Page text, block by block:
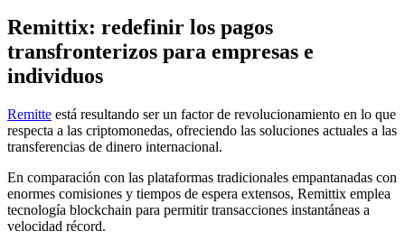
Remittix: redefinir los pagos
transfronterizos para empresas e
individuos
Remitte está resultando ser un factor de revolucionamiento en lo que
respecta a las criptomonedas, ofreciendo las soluciones actuales a las
transferencias de dinero internacional.
En comparación con las plataformas tradicionales empantanadas con
enormes comisiones y tiempos de espera extensos, Remittix emplea
tecnología blockchain para permitir transacciones instantáneas a
velocidad récord.